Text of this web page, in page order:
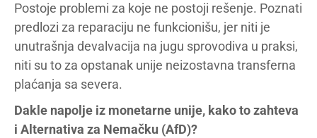
Postoje problemi za koje ne postoji rešenje. Poznati
predlozi za reparaciju ne funkcionišu, jer niti je
unutrašnja devalvacija na jugu sprovodiva u praksi,
niti su to za opstanak unije neizostavna transferna
plaćanja sa severa.
Dakle napolje iz monetarne unije, kako to zahteva
i Alternativa za Nemačku (AfD)?